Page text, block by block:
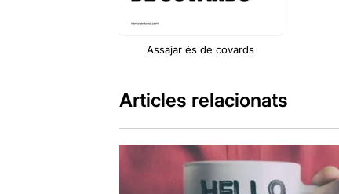
Assajar és de covards
Articles relacionats